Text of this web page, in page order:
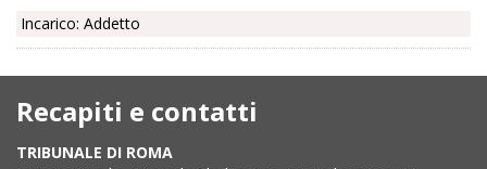
Incarico: Addetto
Recapiti e contatti
TRIBUNALE DI ROMA